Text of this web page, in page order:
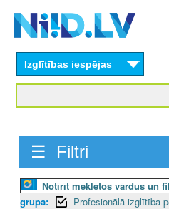
content
Izglītības iespējas
☰ Filtri
Notīrīt meklētos vārdus un
grupa:
Profesionālā izglītība